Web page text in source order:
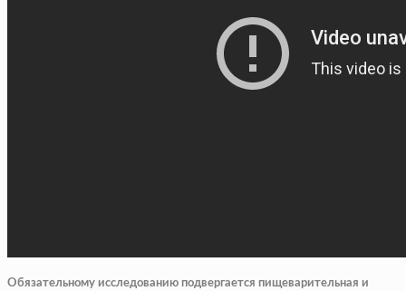
Обязательному исследованию подвергается пищеварительная и